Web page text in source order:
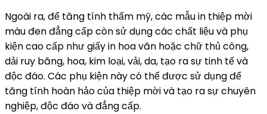
Ngoài ra, để tăng tính thẩm mỹ, các mẫu in thiệp mời
màu đen đẳng cấp còn sử dụng các chất liệu và phụ
kiện cao cấp như giấy in hoa văn hoặc chữ thủ công,
dải ruy băng, hoa, kim loại, vải, da, tạo ra sự tinh tế và
độc đáo. Các phụ kiện này có thể được sử dụng để
tăng tính hoàn hảo của thiệp mời và tạo ra sự chuyên
nghiệp, độc đáo và đẳng cấp.